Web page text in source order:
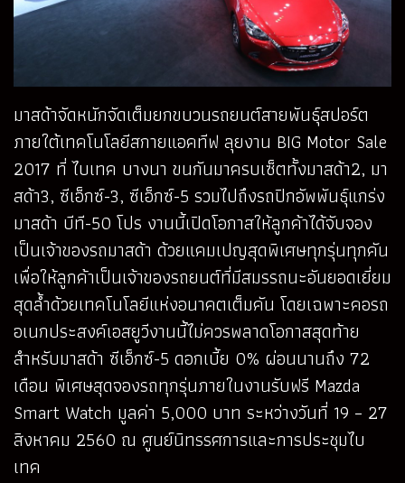
มาสด้าจัดหนักจัดเต็มยกขบวนรถยนต์สายพันธุ์สปอร์ต
ภายใต้เทคโนโลยีสกายแอคทีฟ ลุยงาน BIG Motor Sale
2017 ที่ ไบเทค บางนา ขนกันมาครบเซ็ตทั้งมาสด้า2, มา
สด้า3, ซีเอ็กซ์-3, ซีเอ็กซ์-5 รวมไปถึงรถปิกอัพพันธุ์แกร่ง
มาสด้า บีที-50 โปร งานนี้เปิดโอกาสให้ลูกค้าได้จับจอง
เป็นเจ้าของรถมาสด้า ด้วยแคมเปญสุดพิเศษทุกรุ่นทุกคัน
เพื่อให้ลูกค้าเป็นเจ้าของรถยนต์ที่มีสมรรถนะอันยอดเยี่ยม
สุดล้ำด้วยเทคโนโลยีแห่งอนาคตเต็มคัน โดยเฉพาะคอรถ
อเนกประสงค์เอสยูวีงานนี้ไม่ควรพลาดโอกาสสุดท้าย
สำหรับมาสด้า ซีเอ็กซ์-5 ดอกเบี้ย 0% ผ่อนนานถึง 72
เดือน พิเศษสุดจองรถทุกรุ่นภายในงานรับฟรี Mazda
Smart Watch มูลค่า 5,000 บาท ระหว่างวันที่ 19 – 27
สิงหาคม 2560 ณ ศูนย์นิทรรศการและการประชุมไบ
เทค